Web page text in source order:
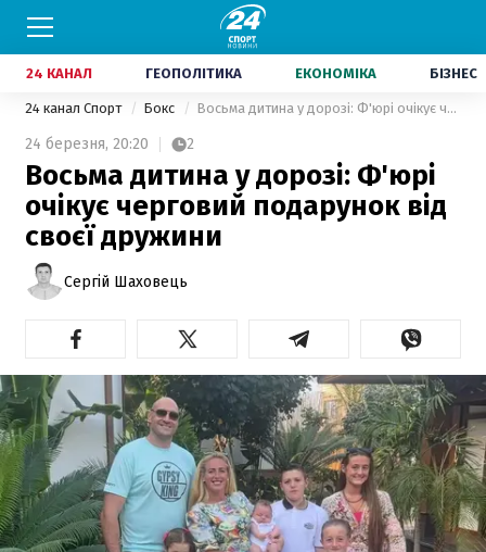
24 КАНАЛ ГЕОПОЛІТИКА ЕКОНОМІКА БІЗНЕС
24 канал Спорт Бокс Восьма дитина у дорозі: Ф'юрі очікує черговий подарунок від своєї дружини
24 березня, 20:20 2
Восьма дитина у дорозі: Ф'юрі
очікує черговий подарунок від
своєї дружини
Сергій Шаховець